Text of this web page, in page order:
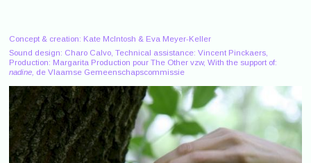
Concept & creation: Kate McIntosh & Eva Meyer-Keller
Sound design: Charo Calvo, Technical assistance: Vincent Pinckaers,
Production: Margarita Production pour The Other vzw, With the support of:
nadine, de Vlaamse Gemeenschapscommissie